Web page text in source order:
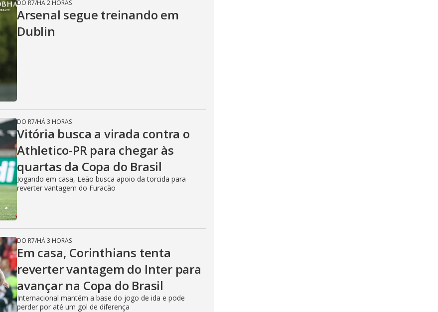
DO R7/HÁ 2 HORAS
Arsenal segue treinando em
Dublin
DO R7/HÁ 3 HORAS
Vitória busca a virada contra o
Athletico-PR para chegar às
quartas da Copa do Brasil
Jogando em casa, Leão busca apoio da torcida para
reverter vantagem do Furacão
DO R7/HÁ 3 HORAS
Em casa, Corinthians tenta
reverter vantagem do Inter para
avançar na Copa do Brasil
Internacional mantém a base do jogo de ida e pode
perder por até um gol de diferença